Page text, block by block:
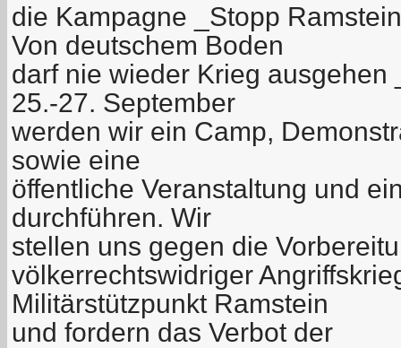
die Kampagne _Stopp
Von deutschem Boden
darf nie wieder Krieg ausgehen
25.-27. September
werden wir ein Camp,
sowie eine
öffentliche Veranstaltung und
durchführen. Wir
stellen uns gegen die
völkerrechtswidriger
Militärstützpunkt Ramstein
und fordern das Verbot der